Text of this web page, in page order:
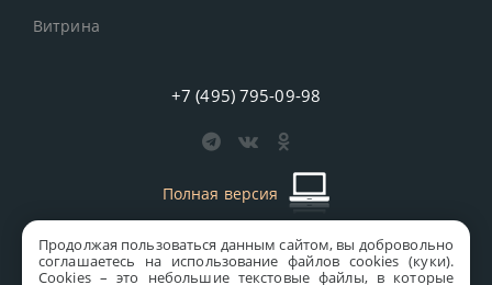
Продолжая пользоваться данным сайтом, вы добровольно
соглашаетесь на использование файлов cookies (куки).
Сookies – это небольшие текстовые файлы, в которые
Витрина
+7 (495) 795-09-98
Полная версия
старая версия сайтаMICS